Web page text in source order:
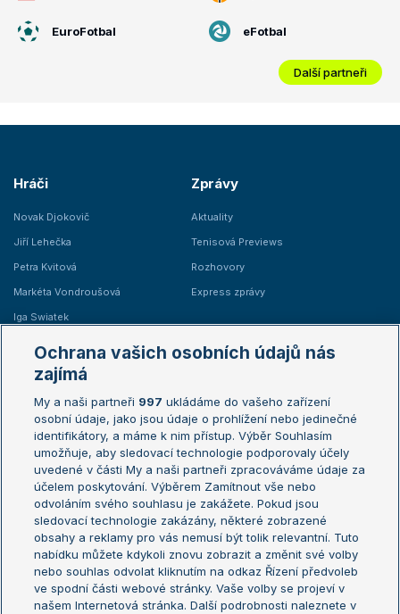
EuroFotbal eFotbal
Další partneři
Hráči
Novak Djokovič
Jiří Lehečka
Petra Kvitová
Markéta Vondroušová
Iga Swiatek
Zprávy
Aktuality
Tenisová Previews
Rozhovory
Express zprávy
Žebříčky
Žebříček ATP (muži)
Žebříček WTA (ženy)
Sázkařský žebříček
Australian Open
French Open
Wimbledon
US Open
Turnaj mistrů
Turnaj mistryň
Aktualní trendy
Fotbalové přestupy
Ochrana vašich osobních údajů nás
zajímá
My a naši partneři 997 ukládáme do vašeho zařízení
osobní údaje, jako jsou údaje o prohlížení nebo jedinečné
identifikátory, a máme k nim přístup. Výběr Souhlasím
umožňuje, aby sledovací technologie podporovaly účely
uvedené v části My a naši partneři zpracováváme údaje za
účelem poskytování. Výběrem Zamítnout vše nebo
odvoláním svého souhlasu je zakážete. Pokud jsou
sledovací technologie zakázány, některé zobrazené
obsahy a reklamy pro vás nemusí být tolik relevantní. Tuto
nabídku můžete kdykoli znovu zobrazit a změnit své volby
nebo souhlas odvolat kliknutím na odkaz Řízení předvoleb
ve spodní části webové stránky. Vaše volby se projeví v
našem Internetová stránka. Další podrobnosti naleznete v